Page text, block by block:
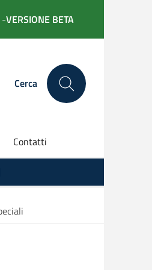
-VERSIONE BETA
Cerca
Contatti